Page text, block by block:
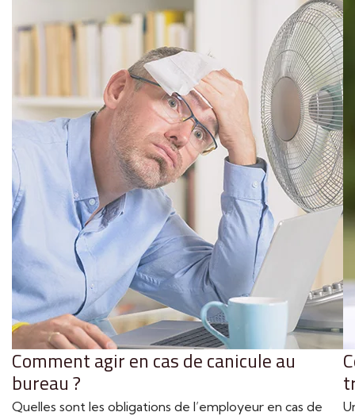
Comment agir en cas de canicule au
bureau ?
Quelles sont les obligations de l’employeur en cas de